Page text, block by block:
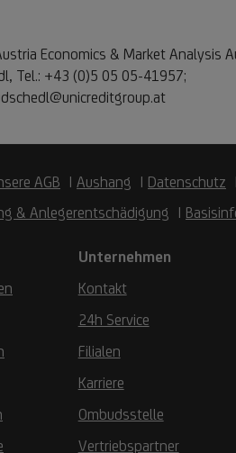
Economics & Market Analysis
Tel.: +43 (0)5 05 05-41957;
AGB Aushang Datenschutz
& Anlegerentschädigung
Unternehmen
Kontakt
24h Service
Filialen
Karriere
Ombudsstelle
Vertriebspartner